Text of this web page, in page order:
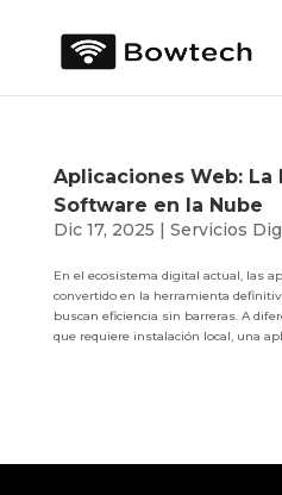
Aplicaciones Web: La
Software en la Nube
Dic 17, 2025 | Servicios
En el ecosistema digital actual, las
convertido en la herramienta
buscan eficiencia sin barreras. A
que requiere instalación local, una